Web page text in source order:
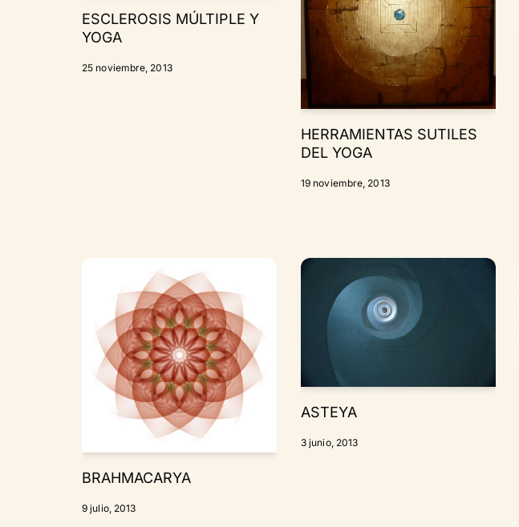
ESCLEROSIS MÚLTIPLE Y
YOGA
25 noviembre, 2013
HERRAMIENTAS SUTILES
DEL YOGA
19 noviembre, 2013
BRAHMACARYA
9 julio, 2013
ASTEYA
3 junio, 2013